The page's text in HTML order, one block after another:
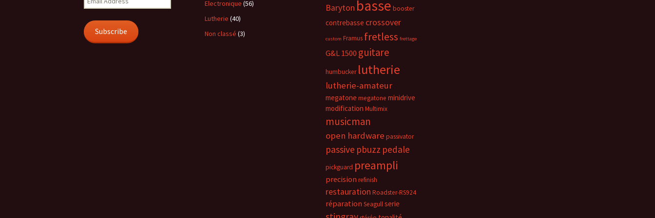
Address
Subscribe
Electronique (56)
Lutherie (40)
Non classé (3)
Baryton basse booster
contrebasse crossover
custom Framus fretless frettage
G&L 1500 guitare
humbucker lutherie
lutherie-amateur
megatone megatone minidrive
modification Multimix
musicman
open hardware passivator
passive pbuzz pedale
pickguard preampli
precision refinish
restauration Roadster-RS924
réparation Seagullserie